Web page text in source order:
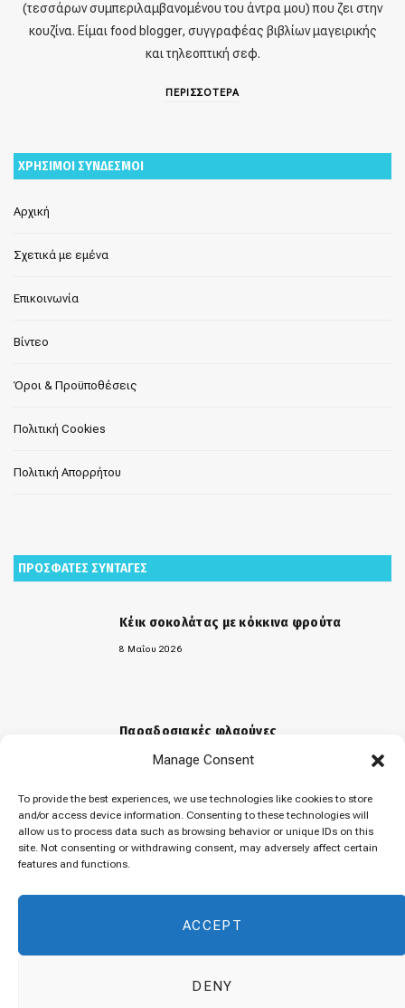
Manage Consent
To provide the best experiences, we use technologies like cookies to store
and/or access device information. Consenting to these technologies will
allow us to process data such as browsing behavior or unique IDs on this
site. Not consenting or withdrawing consent, may adversely affect certain
features and functions.
ACCEPT
DENY
(τεσσάρων συμπεριλαμβανομένου του άντρα μου) που ζει στην
κουζίνα. Είμαι food blogger, συγγραφέας βιβλίων μαγειρικής
και τηλεοπτική σεφ.
ΠΕΡΙΣΣΟΤΕΡΑ
ΧΡΗΣΙΜΟΙ ΣΥΝΔΕΣΜΟΙ
Αρχική
Σχετικά με εμένα
Επικοινωνία
Βίντεο
Όροι & Προϋποθέσεις
Πολιτική Cookies
Πολιτική Απορρήτου
ΠΡΟΣΦΑΤΕΣ ΣΥΝΤΑΓΕΣ
Κέικ σοκολάτας με κόκκινα φρούτα
8 Μαΐου 2026
Παραδοσιακές φλαούνες
31 Μαρτίου 2026
«Μελομακάρονα»
9 Δεκεμβρίου 2025